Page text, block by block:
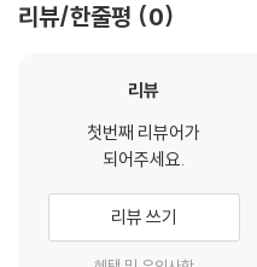
지되도록 디스크 센터 홀 구경이
하시면 해결됩니다.
가 있으며, 이는 상품의 불량이 아
불량으로 인한 반품/교환이 가능합
※ 컬러 디스크
아래에 해당하는 경우는 불량이
리뷰/한줄평 0
리뷰
첫번째 리뷰어가
되어주세요.
리뷰 쓰기